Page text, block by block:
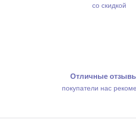
со скидкой
Отличные
покупатели нас